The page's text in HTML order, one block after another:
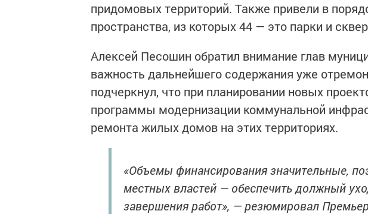
придомовых территорий. Также привели в
пространства, из которых 44 — это парки и
Алексей Песошин обратил внимание глав
важность дальнейшего содержания уже
подчеркнул, что при планировании новых
программы модернизации коммунальной
ремонта жилых домов на этих территориях.
«Объемы финансирования значительные,
местных властей — обеспечить должный
завершения работ», — резюмировал